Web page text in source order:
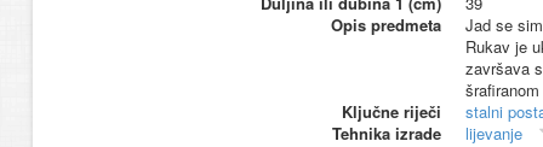
Opis predmeta
Jad se
Rukav je
završava
Ključne riječi
stalni
Tehnika izrade
lijevanje